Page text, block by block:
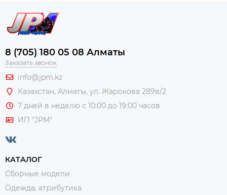
8 (705) 180 05 08 Алматы
Заказать звонок
info@jpm.kz
Казахстан, Алматы, ул. Жарокова 289в/2
7 дней в неделю с 10:00 до 19:00 часов
ИП "JPM"
КАТАЛОГ
Сборные модели
Одежда, атрибутика